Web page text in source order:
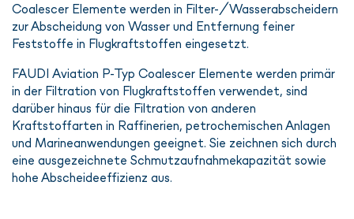
Coalescer Elemente werden in Filter-/Wasserabscheidern
zur Abscheidung von Wasser und Entfernung feiner
Feststoffe in Flugkraftstoffen eingesetzt.
FAUDI Aviation P-Typ Coalescer Elemente werden primär
in der Filtration von Flugkraftstoffen verwendet, sind
darüber hinaus für die Filtration von anderen
Kraftstoffarten in Raffinerien, petrochemischen Anlagen
und Marineanwendungen geeignet. Sie zeichnen sich durch
eine ausgezeichnete Schmutzaufnahmekapazität sowie
hohe Abscheideeffizienz aus.